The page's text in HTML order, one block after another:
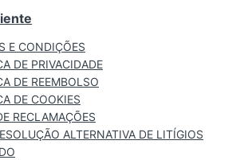
E CONDIÇÕES
DE PRIVACIDADE
DE REEMBOLSO
DE COOKIES
RECLAMAÇÕES
ALTERNATIVA DE LITÍGIOS